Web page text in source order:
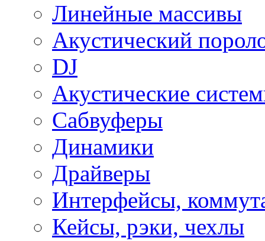
Линейные массивы
Акустический
DJ
Акустические
Сабвуферы
Динамики
Драйверы
Интерфейсы,
Кейсы, рэки, чехлы